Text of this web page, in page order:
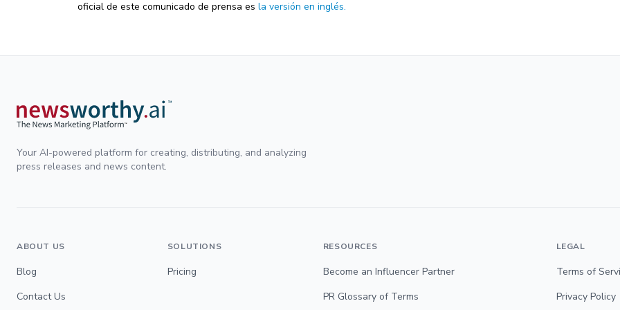
oficial de este comunicado de prensa es la versión en inglés.
Your AI-powered platform for creating, distributing, and analyzing
press releases and news content.
ABOUT US
Blog
Contact Us
SOLUTIONS
Pricing
RESOURCES
Become an Influencer Partner
PR Glossary of Terms
LEGAL
Terms of
Privacy Policy